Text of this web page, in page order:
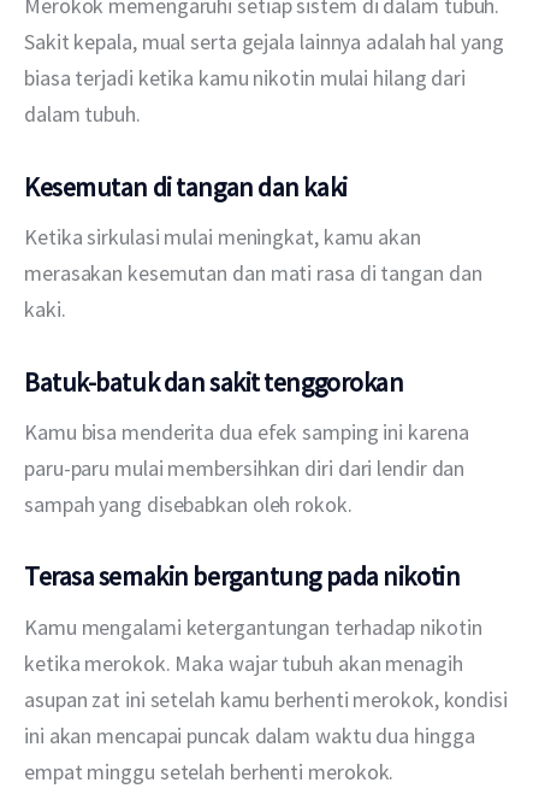
Merokok memengaruhi setiap sistem di dalam tubuh.
Sakit kepala, mual serta gejala lainnya adalah hal yang
biasa terjadi ketika kamu nikotin mulai hilang dari
dalam tubuh.
Kesemutan di tangan dan kaki
Ketika sirkulasi mulai meningkat, kamu akan
merasakan kesemutan dan mati rasa di tangan dan
kaki.
Batuk-batuk dan sakit tenggorokan
Kamu bisa menderita dua efek samping ini karena
paru-paru mulai membersihkan diri dari lendir dan
sampah yang disebabkan oleh rokok.
Terasa semakin bergantung pada nikotin
Kamu mengalami ketergantungan terhadap nikotin
ketika merokok. Maka wajar tubuh akan menagih
asupan zat ini setelah kamu berhenti merokok, kondisi
ini akan mencapai puncak dalam waktu dua hingga
empat minggu setelah berhenti merokok.